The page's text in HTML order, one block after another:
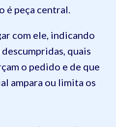
é peça central.
com ele, indicando
quais
o pedido e de que
ampara ou limita os